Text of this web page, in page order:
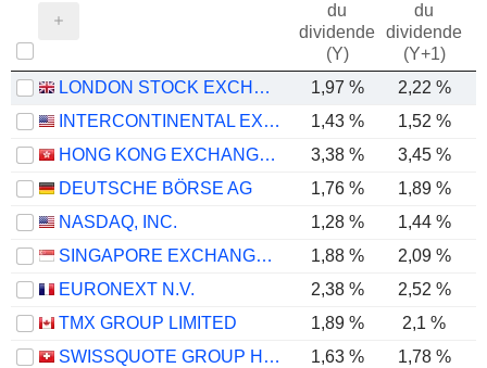
du
dividende
(Y)
du
dividende
(Y+1)
LONDON STOCK EXCHANGE GROUP PLC 1,97 % 2,22 %
INTERCONTINENTAL EXCHANGE, INC.
1,43 % 1,52 %
HONG KONG EXCHANGES AND CLEARING LIMITED
3,38 % 3,45 %
DEUTSCHE BÖRSE AG
1,76 % 1,89 %
NASDAQ, INC.
1,28 % 1,44 %
SINGAPORE EXCHANGE LIMITED
1,88 % 2,09 %
EURONEXT N.V.
2,38 % 2,52 %
TMX GROUP LIMITED
1,89 % 2,1 %
SWISSQUOTE GROUP HOLDING SA
1,63 % 1,78 %